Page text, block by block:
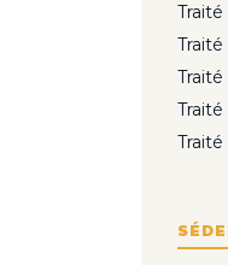
Traité
Traité
Traité